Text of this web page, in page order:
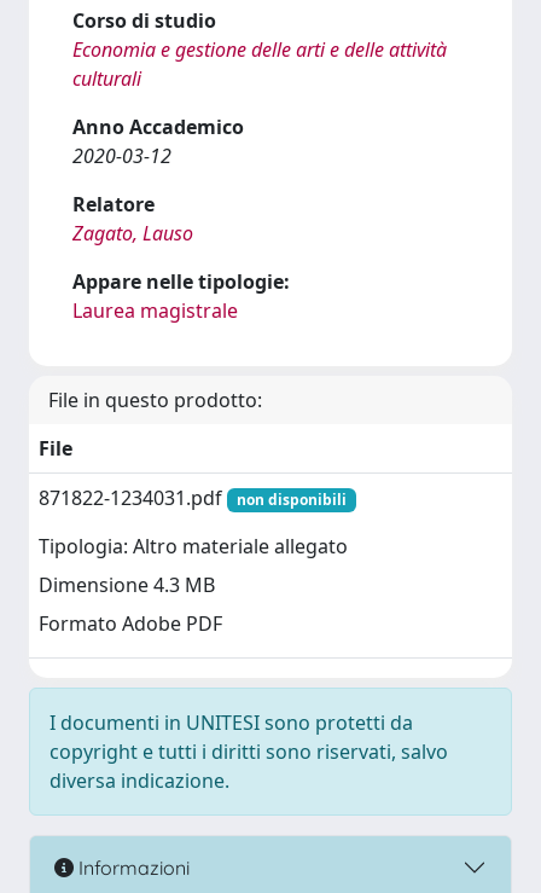
Corso di studio
Economia e gestione delle arti e delle attività
culturali
Anno Accademico
2020-03-12
Relatore
Zagato, Lauso
Appare nelle tipologie:
Laurea magistrale
File in questo prodotto:
File
871822-1234031.pdf
non disponibili
Tipologia: Altro materiale allegato
Dimensione 4.3 MB
Formato Adobe PDF
I documenti in UNITESI sono protetti da
copyright e tutti i diritti sono riservati, salvo
diversa indicazione.
Informazioni